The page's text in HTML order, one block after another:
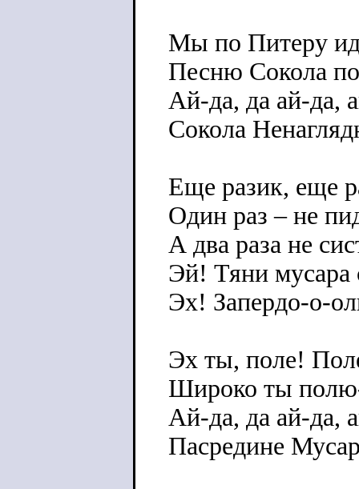
Мы по Питеру
Песню Сокола
Ай-да, да ай-да,
Сокола
Еще разик, еще
Один раз – не
А два раза не
Эй! Тяни мусара
Эх! Запердо-о-
Эх ты, поле!
Широко ты
Ай-да, да ай-да,
Пасредине